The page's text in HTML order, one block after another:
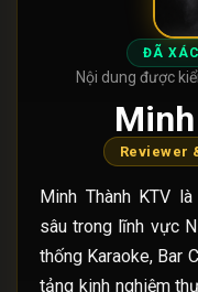
ĐÃ
Nội dung được
Reviewer
Minh Thành KTV
sâu trong lĩnh vực
thống Karaoke, Bar
tảng kinh nghiệm